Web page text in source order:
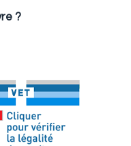
?